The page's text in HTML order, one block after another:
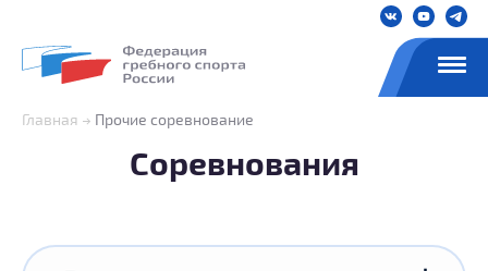
Главная Прочие соревнование
Соревнования